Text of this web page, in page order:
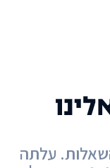
עלתה